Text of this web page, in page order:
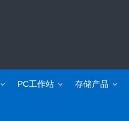
PC工作站 存储产品